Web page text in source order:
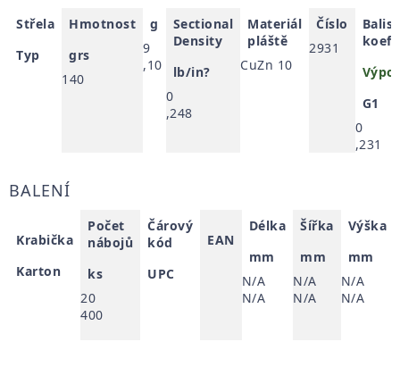
Střela
Typ
Hmotnost
grs
140
g
9
,10
Sectional
Density
lb/in?
0
,248
Materiál
pláště
CuZn 10
Číslo
2931
G1
0
,231
BALENÍ
Krabička
Karton
Počet
nábojů
ks
20
400
Čárový
kód
UPC
EAN
Délka
mm
N/A
N/A
Šířka
mm
N/A
N/A
Výška
mm
N/A
N/A